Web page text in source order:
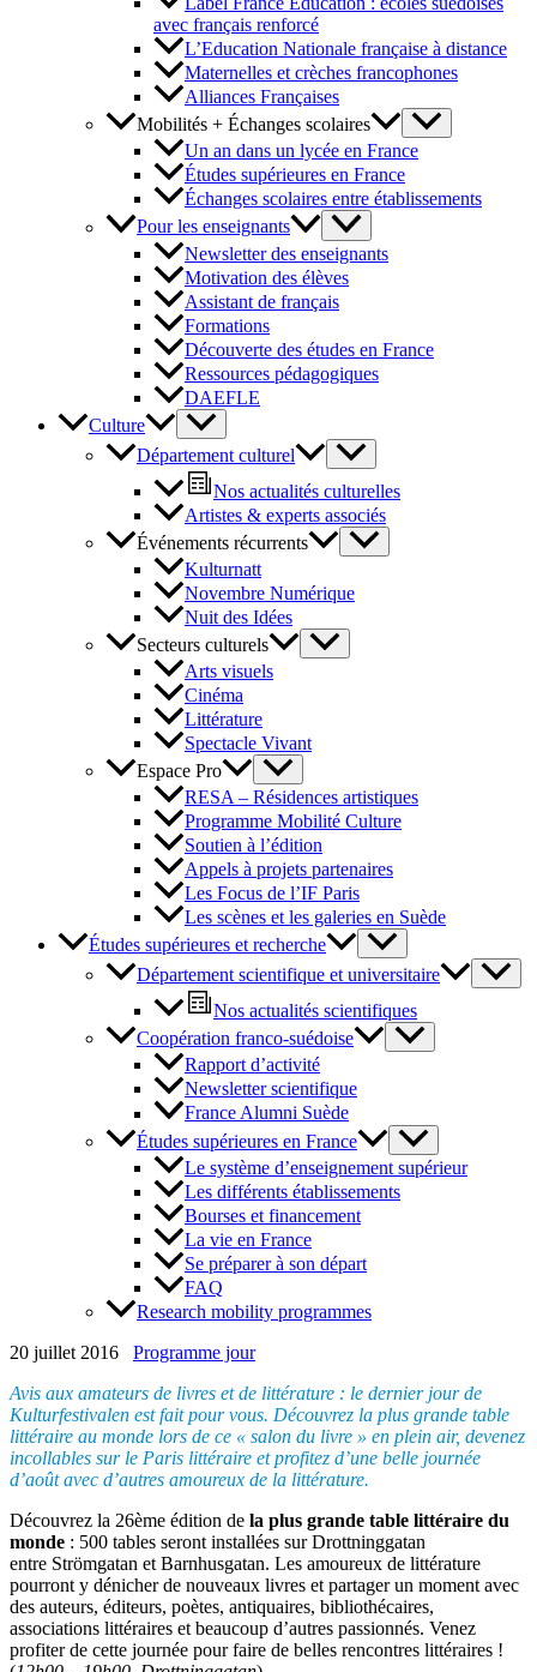
avec français renforcé
L’Education Nationale française à distance
Maternelles et crèches francophones
Alliances Françaises
Mobilités + Échanges scolaires
Un an dans un lycée en France
Études supérieures en France
Échanges scolaires entre établissements
Pour les enseignants
Newsletter des enseignants
Motivation des élèves
Assistant de français
Formations
Découverte des études en France
Ressources pédagogiques
DAEFLE
Culture
Département culturel
Nos actualités culturelles
Artistes & experts associés
Événements récurrents
Kulturnatt
Novembre Numérique
Nuit des Idées
Secteurs culturels
Arts visuels
Cinéma
Littérature
Spectacle Vivant
Espace Pro
RESA – Résidences artistiques
Programme Mobilité Culture
Soutien à l’édition
Appels à projets partenaires
Les Focus de l’IF Paris
Les scènes et les galeries en Suède
Études supérieures et recherche
Département scientifique et universitaire
Nos actualités scientifiques
Coopération franco-suédoise
Rapport d’activité
Newsletter scientifique
France Alumni Suède
Études supérieures en France
Le système d’enseignement supérieur
Les différents établissements
Bourses et financement
La vie en France
Se préparer à son départ
FAQ
Research mobility programmes
20 juillet 2016
Programme jour
Avis aux amateurs de livres et de littérature : le dernier jour de
Kulturfestivalen est fait pour vous. Découvrez la plus grande table
littéraire au monde lors de ce « salon du livre » en plein air, devenez
incollables sur le Paris littéraire et profitez d’une belle journée
d’août avec d’autres amoureux de la littérature.
Découvrez la 26ème édition de la plus grande table littéraire du
monde : 500 tables seront installées sur Drottninggatan
entre Strömgatan et Barnhusgatan. Les amoureux de littérature
pourront y dénicher de nouveaux livres et partager un moment avec
des auteurs, éditeurs, poètes, antiquaires, bibliothécaires,
associations littéraires et beaucoup d’autres passionnés. Venez
profiter de cette journée pour faire de belles rencontres littéraires !